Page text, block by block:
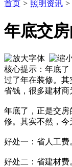
首页 > 照明资讯 >
年底交
核心提示：年底
过了年在装修。其
省钱，很多建材
年底了，正是交
修。其实不然，
好处一：省人工费
好处二：省建材